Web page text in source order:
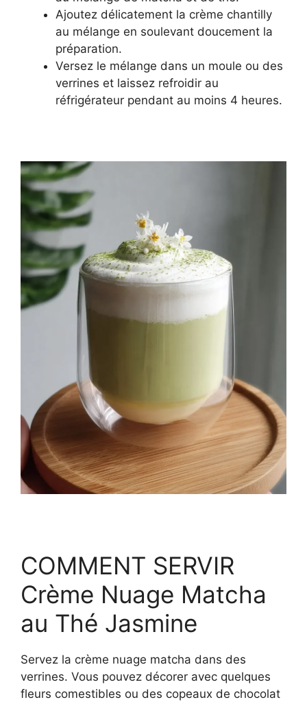
Ajoutez délicatement la crème chantilly
au mélange en soulevant doucement la
préparation.
Versez le mélange dans un moule ou des
verrines et laissez refroidir au
réfrigérateur pendant au moins 4 heures.
COMMENT SERVIR
Crème Nuage Matcha
au Thé Jasmine
Servez la crème nuage matcha dans des
verrines. Vous pouvez décorer avec quelques
fleurs comestibles ou des copeaux de chocolat